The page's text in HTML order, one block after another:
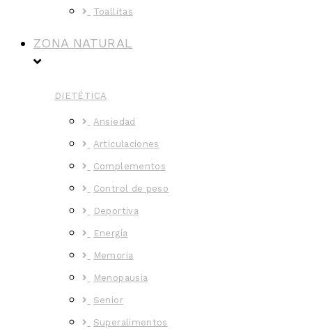
Toallitas
ZONA NATURAL
DIETÉTICA
Ansiedad
Articulaciones
Complementos
Control de peso
Deportiva
Energía
Memoria
Menopausia
Senior
Superalimentos